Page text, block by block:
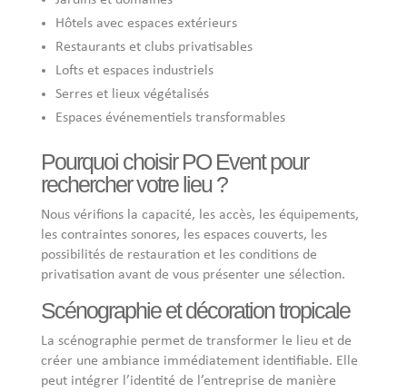
Hôtels avec espaces extérieurs
Restaurants et clubs privatisables
Lofts et espaces industriels
Serres et lieux végétalisés
Espaces événementiels transformables
Pourquoi choisir PO Event pour
rechercher votre lieu ?
Nous vérifions la capacité, les accès, les équipements,
les contraintes sonores, les espaces couverts, les
possibilités de restauration et les conditions de
privatisation avant de vous présenter une sélection.
Scénographie et décoration tropicale
La scénographie permet de transformer le lieu et de
créer une ambiance immédiatement identifiable. Elle
peut intégrer l’identité de l’entreprise de manière